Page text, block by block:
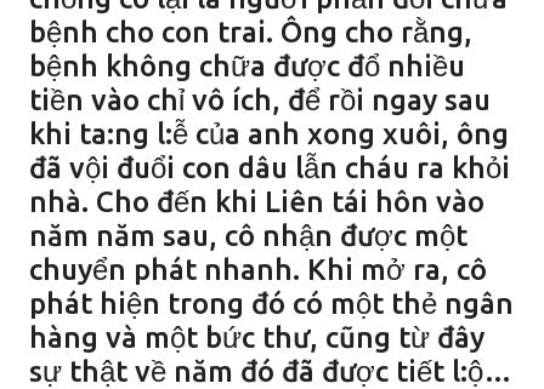
bệnh cho con trai. Ông cho rằng,
bệnh không chữa được đổ nhiều
tiền vào chỉ vô ích, để rồi ngay sau
khi ta:ng l:ễ của anh xong xuôi, ông
đã vội đuổi con dâu lẫn cháu ra khỏi
nhà. Cho đến khi Liên tái hôn vào
năm năm sau, cô nhận được một
chuyển phát nhanh. Khi mở ra, cô
phát hiện trong đó có một thẻ ngân
hàng và một bức thư, cũng từ đây
sự thật về năm đó đã được tiết l:ộ…